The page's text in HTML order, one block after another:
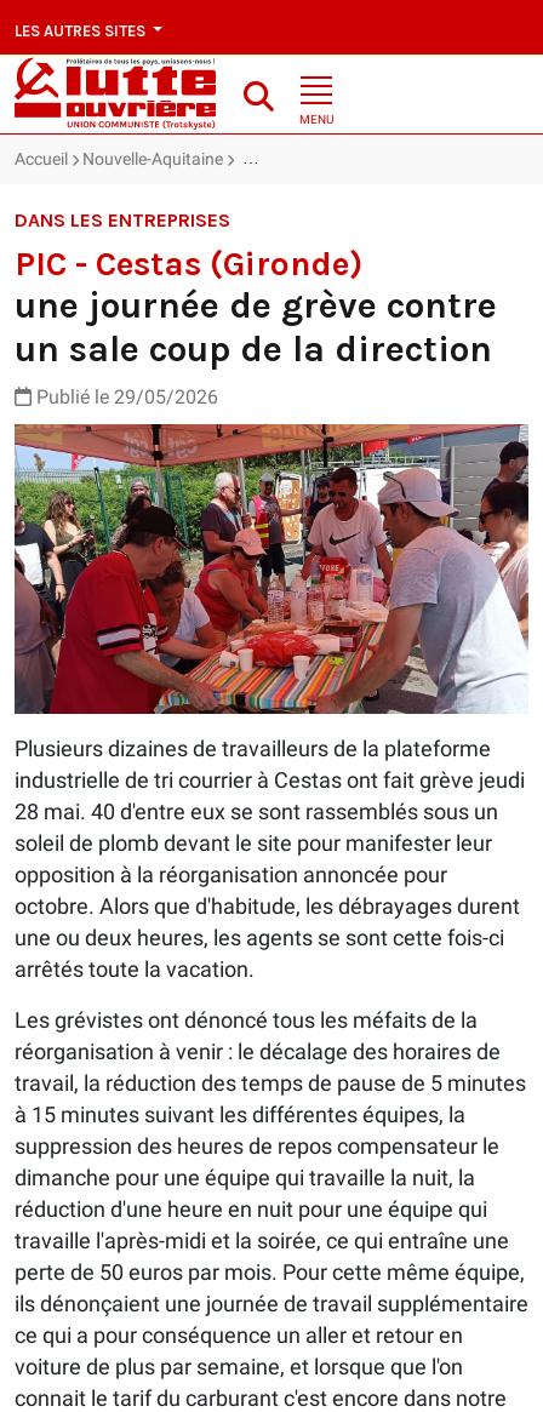
LES AUTRES SITES
MENU
Accueil Nouvelle-Aquitaine PIC - Cestas (Gironde) : une journée de
DANS LES ENTREPRISES
PIC - Cestas (Gironde)
une journée de grève contre
un sale coup de la direction
Publié le 29/05/2026
Plusieurs dizaines de travailleurs de la plateforme
industrielle de tri courrier à Cestas ont fait grève jeudi
28 mai. 40 d'entre eux se sont rassemblés sous un
soleil de plomb devant le site pour manifester leur
opposition à la réorganisation annoncée pour
octobre. Alors que d'habitude, les débrayages durent
une ou deux heures, les agents se sont cette fois-ci
arrêtés toute la vacation.
Les grévistes ont dénoncé tous les méfaits de la
réorganisation à venir : le décalage des horaires de
travail, la réduction des temps de pause de 5 minutes
à 15 minutes suivant les différentes équipes, la
suppression des heures de repos compensateur le
dimanche pour une équipe qui travaille la nuit, la
réduction d'une heure en nuit pour une équipe qui
travaille l'après-midi et la soirée, ce qui entraîne une
perte de 50 euros par mois. Pour cette même équipe,
ils dénonçaient une journée de travail supplémentaire
ce qui a pour conséquence un aller et retour en
voiture de plus par semaine, et lorsque que l'on
connait le tarif du carburant c'est encore dans notre